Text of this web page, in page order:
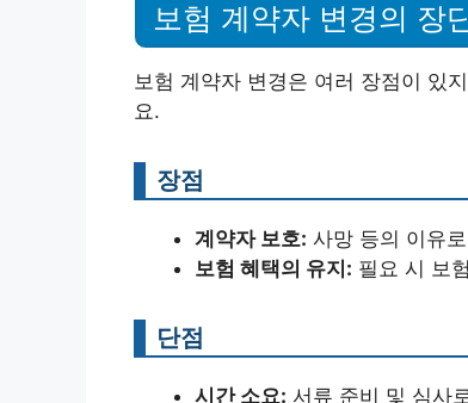
보험 계약자 변경의 장
보험 계약자 변경은 여러 장점이 있
요.
장점
계약자 보호: 사망 등의 이유
보험 혜택의 유지: 필요 시 보
단점
시간 소요: 서류 준비 및 심사